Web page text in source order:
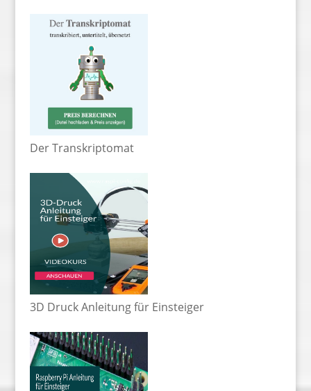
Der Transkriptomat
3D Druck Anleitung für Einsteiger